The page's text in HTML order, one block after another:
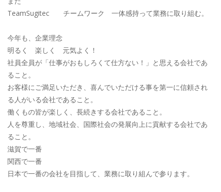
TeamSugitec チームワーク 一体感持って業務に取り組む。
今年も、企業理念
明るく 楽しく 元気よく！
社員全員が「仕事がおもしろくて仕方ない！」と思える会社であ
ること。
お客様にご満足いただき、喜んでいただける事を第一に信頼され
る人がいる会社であること。
働くもの皆が楽しく、長続きする会社であること。
人を尊重し、地域社会、国際社会の発展向上に貢献する会社であ
ること。
滋賀で一番
関西で一番
日本で一番の会社を目指して、業務に取り組んで参ります。